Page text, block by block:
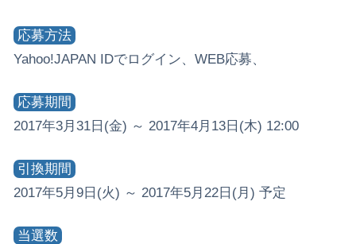
応募方法
Yahoo!JAPAN IDでログイン、WEB応募、
応募期間
2017年3月31日(金) ～ 2017年4月13日(木) 12:00
引換期間
2017年5月9日(火) ～ 2017年5月22日(月) 予定
当選数